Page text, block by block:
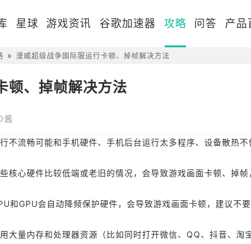
星球 游戏资讯 谷歌加速器 攻略 问答 产品
漫威超级战争国际服运行卡顿、掉帧解决方法
顿、掉帧解决方法
酱
不流畅可能和手机硬件、手机后台运行太多程序、设备散热不
核心硬件比较低端或老旧的情况，会导致游戏画面卡顿、掉帧
和GPU会自动降频保护硬件，会导致游戏画面卡顿，建议不
大量内存和处理器资源（比如同时打开微信、QQ、抖音、淘